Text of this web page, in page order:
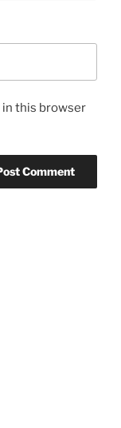
in this browser